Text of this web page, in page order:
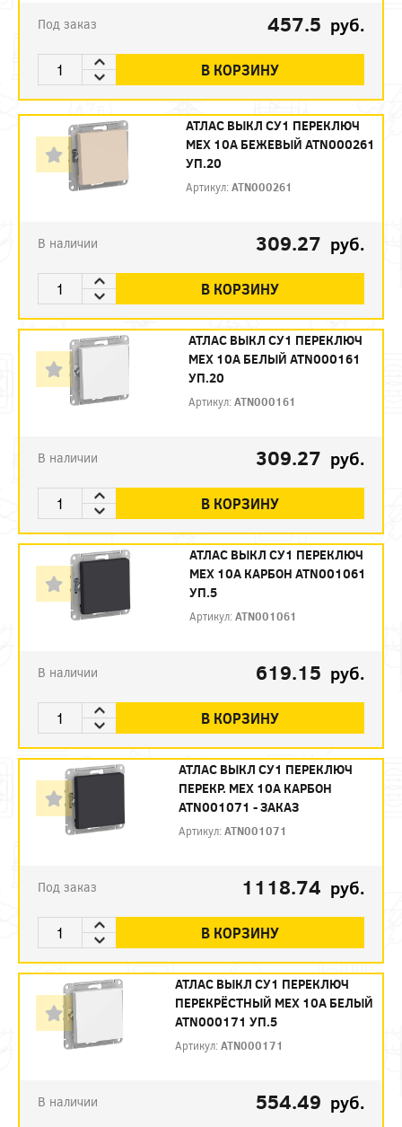
Под заказ 457.5 руб.
В КОРЗИНУ
АТЛАС ВЫКЛ СУ1 ПЕРЕКЛЮЧ
МЕХ 10А БЕЖЕВЫЙ ATN000261
УП.20
Артикул:ATN000261
В наличии 309.27 руб.
В КОРЗИНУ
АТЛАС ВЫКЛ СУ1 ПЕРЕКЛЮЧ
МЕХ 10А БЕЛЫЙ ATN000161
УП.20
Артикул:ATN000161
В наличии 309.27 руб.
В КОРЗИНУ
АТЛАС ВЫКЛ СУ1 ПЕРЕКЛЮЧ
МЕХ 10А КАРБОН ATN001061
УП.5
Артикул:ATN001061
В наличии 619.15 руб.
В КОРЗИНУ
АТЛАС ВЫКЛ СУ1 ПЕРЕКЛЮЧ
ПЕРЕКР. МЕХ 10А КАРБОН
ATN001071 - ЗАКАЗ
Артикул:ATN001071
Под заказ 1118.74 руб.
В КОРЗИНУ
АТЛАС ВЫКЛ СУ1 ПЕРЕКЛЮЧ
ПЕРЕКРЁСТНЫЙ МЕХ 10А БЕЛЫЙ
ATN000171 УП.5
Артикул:ATN000171
В наличии 554.49 руб.